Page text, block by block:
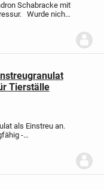
Schabracke mit
Wurde nicht
es geht geputzt.
Tierställe
als Einstreu an.
-
höher als
- hohe
-